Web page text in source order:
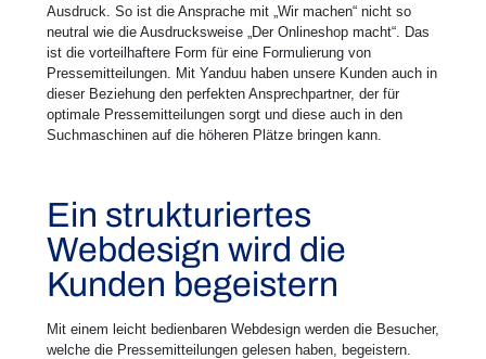
Ausdruck. So ist die Ansprache mit „Wir machen“ nicht so
neutral wie die Ausdrucksweise „Der Onlineshop macht“. Das
ist die vorteilhaftere Form für eine Formulierung von
Pressemitteilungen. Mit Yanduu haben unsere Kunden auch in
dieser Beziehung den perfekten Ansprechpartner, der für
optimale Pressemitteilungen sorgt und diese auch in den
Suchmaschinen auf die höheren Plätze bringen kann.
Ein strukturiertes
Webdesign wird die
Kunden begeistern
Mit einem leicht bedienbaren Webdesign werden die Besucher,
welche die Pressemitteilungen gelesen haben, begeistern.